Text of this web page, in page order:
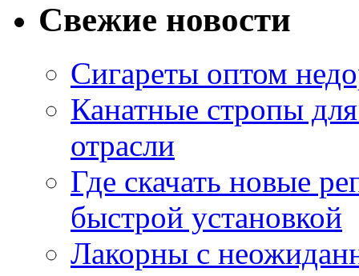
Свежие новости
Сигареты оптом
Канатные стропы
отрасли
Где скачать новые
быстрой установкой
Лакорны с